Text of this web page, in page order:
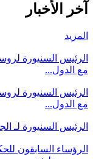
آخر الأخبار
المزيد
الرئيس السنيورة
مع الدول...
الرئيس السنيورة
مع الدول...
الرئيس السنيورة لـ
الرؤساء السابقون